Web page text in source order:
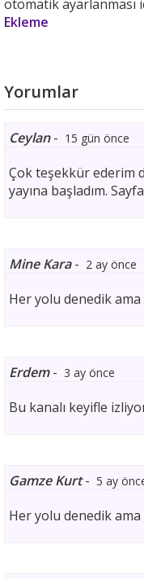
otomatik ayarlanması
Ekleme
Yorumlar
Ceylan- 15 gün önce
Çok teşekkür ederim
yayına başladım.
Mine Kara- 2 ay önce
Her yolu denedik
Erdem- 3 ay önce
Bu kanalı keyifle
Gamze Kurt- 5 ay
Her yolu denedik